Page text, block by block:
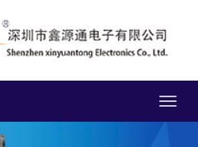
Toggle